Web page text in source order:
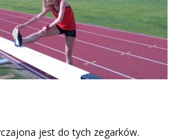
jest do tych zegarków.